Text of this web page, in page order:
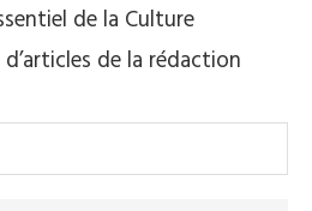
de la Culture
de la rédaction